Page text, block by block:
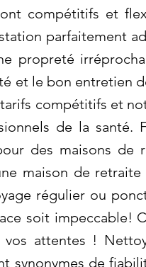
compétitifs et
parfaitement
propreté
et le bon entretien
compétitifs et
de la santé.
des maisons
maison de
régulier ou
soit impeccable!
vos attentes !
synonymes de